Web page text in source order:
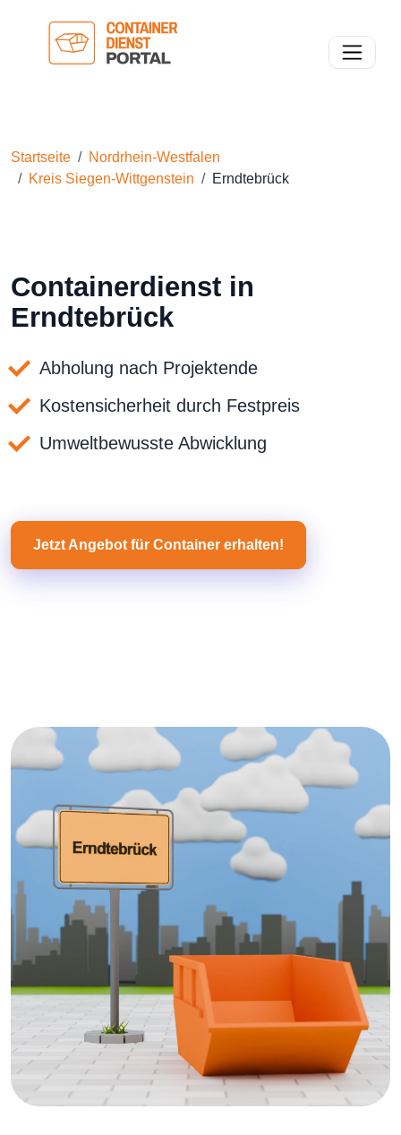
Toggle
Startseite
Nordrhein-Westfalen
Kreis Siegen-Wittgenstein
Erndtebrück
Containerdienst in
Erndtebrück
Abholung nach Projektende
Kostensicherheit durch Festpreis
Umweltbewusste Abwicklung
Jetzt Angebot für Container erhalten!